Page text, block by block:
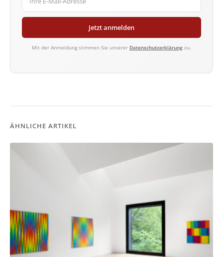
Jetzt anmelden
Mit der Anmeldung stimmen Sie unserer Datenschutzerklärung zu.
ÄHNLICHE ARTIKEL